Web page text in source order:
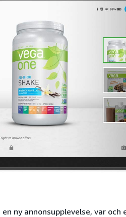
ny annonsupplevelse, var och